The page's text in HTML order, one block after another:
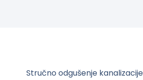
Stručno odgušenje